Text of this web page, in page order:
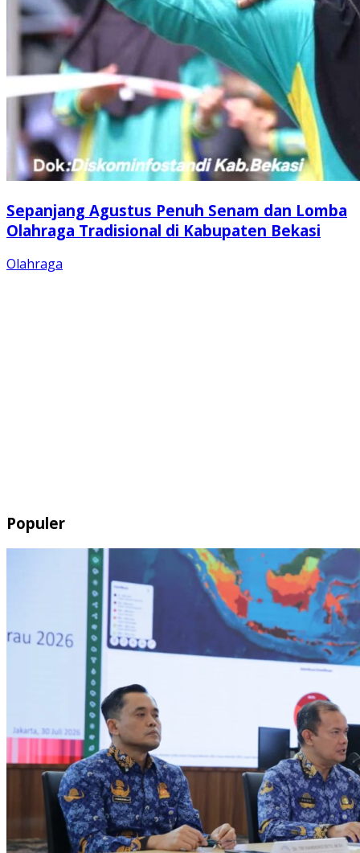
Sepanjang Agustus Penuh Senam dan Lomba
Olahraga Tradisional di Kabupaten Bekasi
Olahraga
Populer